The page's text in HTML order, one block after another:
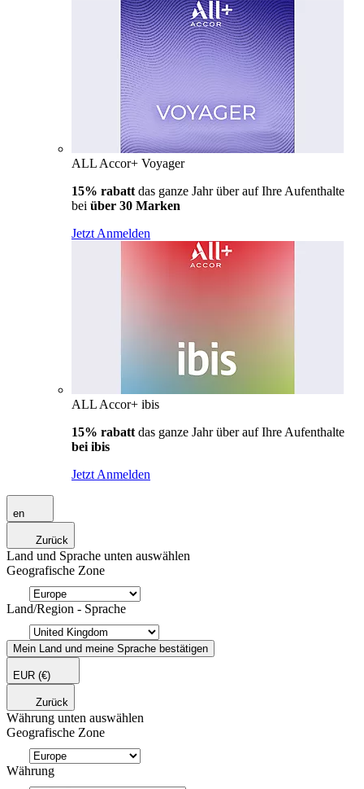
ALL Accor+ Voyager
15% rabatt das ganze Jahr über auf Ihre Aufenthalte
bei über 30 Marken
Jetzt Anmelden
ALL Accor+ ibis
15% rabatt das ganze Jahr über auf Ihre Aufenthalte
bei ibis
Jetzt Anmelden
en
Zurück
Land und Sprache unten auswählen
Geografische Zone
Land/Region - Sprache
Mein Land und meine Sprache bestätigen
EUR (€)
Zurück
Währung unten auswählen
Geografische Zone
Währung